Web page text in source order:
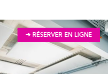
➔ RÉSERVER EN LIGNE